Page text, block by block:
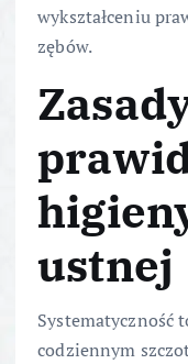
wykształceniu
zębów.
ustnej
Systematyczność
codziennym